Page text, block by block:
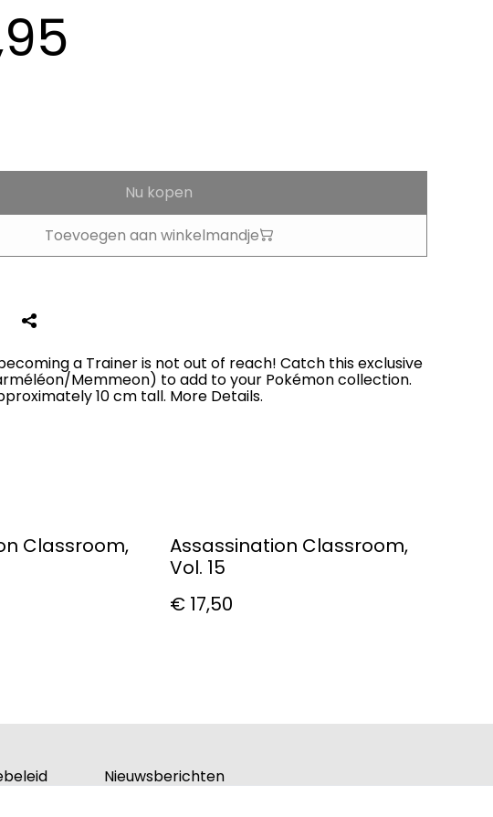
Nu kopen
Toevoegen aan winkelmandje
a Trainer is not out of reach! Catch this exclusive
Memmeon) to add to your Pokémon collection.
10 cm tall. More Details.
Classroom,
Assassination Classroom,
Vol. 15
€ 17,50
Nieuwsberichten